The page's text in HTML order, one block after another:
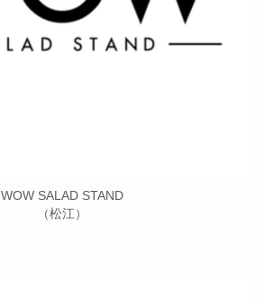
WOW SALAD STAND
（松江）